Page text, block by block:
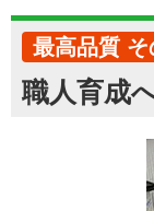
最高品質 そ
職人育成